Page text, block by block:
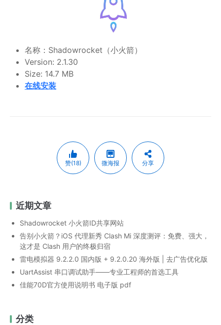
名称：Shadowrocket（小火箭）
Version: 2.1.30
Size: 14.7 MB
在线安装
赞(18) 微海报 分享
近期文章
Shadowrocket 小火箭ID共享网站
告别小火箭？iOS 代理新秀 Clash Mi 深度测评：免费、强大，
这才是 Clash 用户的终极归宿
雷电模拟器 9.2.2.0 国内版 + 9.2.0.20 海外版 | 去广告优化版
UartAssist 串口调试助手——专业工程师的首选工具
佳能70D官方使用说明书 电子版 pdf
分类